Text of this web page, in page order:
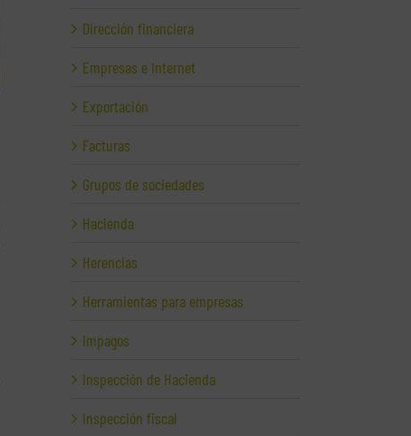
Dirección financiera
Empresas e Internet
Exportación
Facturas
Grupos de sociedades
Hacienda
Herencias
Herramientas para empresas
Impagos
Inspección de Hacienda
Inspección fiscal